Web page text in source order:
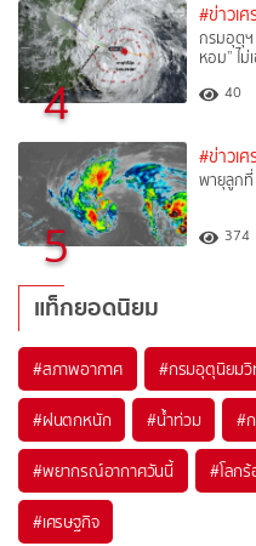
4
#ข่าวเ
กรมอุตุฯ
หอม” ไม่
40
5
#ข่าวเ
พายุลูก
374
แท็กยอดนิยม
#สภาพอากาศ #กรมอุตุนิยมวิ
#ฝนตกหนัก #น้ำท่วม #
#พยากรณ์อากาศวันนี้ #โลก
#เศรษฐกิจ